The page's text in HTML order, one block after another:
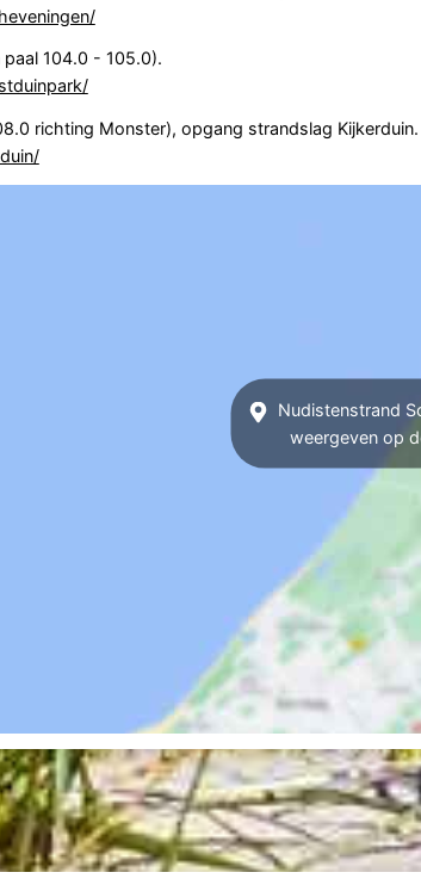
104.0 - 105.0).
richting Monster), opgang strandslag Kijkerduin.
Nudistenstrand
weergeven op